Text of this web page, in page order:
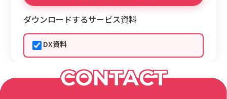
ダウンロードするサービス資料
DX資料
CONTACT